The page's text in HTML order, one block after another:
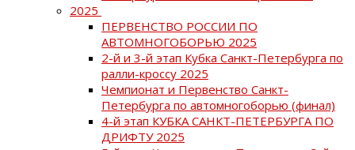
2025
ПЕРВЕНСТВО РОССИИ ПО
АВТОМНОГОБОРЬЮ 2025
2-й и 3-й этап Кубка Санкт-Петербурга по
ралли-кроссу 2025
Чемпионат и Первенство Санкт-
Петербурга по автомногоборью (финал)
4-й этап КУБКА САНКТ-ПЕТЕРБУРГА ПО
ДРИФТУ 2025